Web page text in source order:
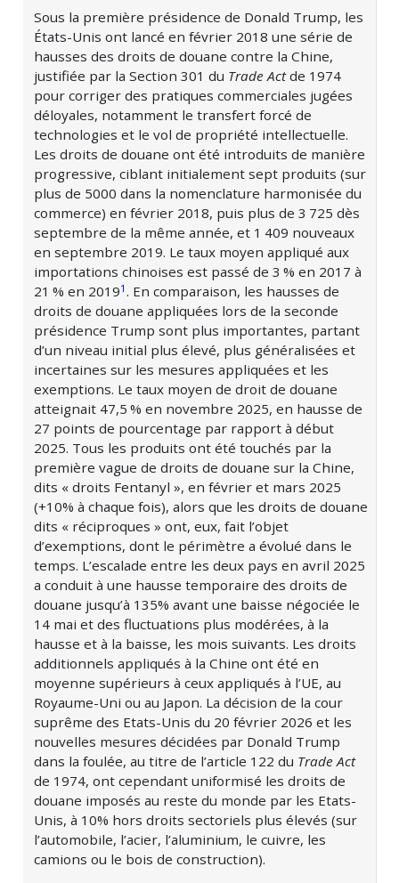
Sous la première présidence de Donald Trump, les
États-Unis ont lancé en février 2018 une série de
hausses des droits de douane contre la Chine,
justifiée par la Section 301 du Trade Actde 1974
pour corriger des pratiques commerciales jugées
déloyales, notamment le transfert forcé de
technologies et le vol de propriété intellectuelle.
Les droits de douane ont été introduits de manière
progressive, ciblant initialement sept produits (sur
plus de 5000 dans la nomenclature harmonisée du
commerce) en février 2018, puis plus de3 725 dès
septembre de la même année, et 1 409 nouveaux
en septembre 2019. Le taux moyen appliqué aux
importations chinoises est passé de3 % en 2017 à
21 % en 20191 . En comparaison, les hausses de
droits de douane appliquées lors de la seconde
présidence Trump sont plus importantes, partant
d’un niveau initial plus élevé, plus généralisées et
incertaines sur les mesures appliquées et les
exemptions. Le taux moyen de droit de douane
atteignait 47,5 % en novembre 2025, en hausse de
27 points de pourcentage par rapport à début
2025. Tous les produits ont été touchés par la
première vague de droits de douane sur la Chine,
dits « droits Fentanyl », en février et mars 2025
(+10% à chaque fois), alors que les droits de douane
dits « réciproques » ont, eux, fait l’objet
d’exemptions, dont le périmètre a évolué dans le
temps. L’escalade entre les deux pays en avril 2025
a conduit à une hausse temporaire des droits de
douane jusqu’à 135% avant une baisse négociée le
14 mai et des fluctuations plus modérées, à la
hausse et à la baisse, les mois suivants. Les droits
additionnels appliqués à la Chine ont été en
moyenne supérieurs à ceux appliqués à l’UE, au
Royaume-Uni ou au Japon. La décision de la cour
suprême des Etats-Unis du 20 février 2026 et les
nouvelles mesures décidées par Donald Trump
dans la foulée, au titre de l’article 122 du Trade Act
de 1974, ont cependant uniformisé les droits de
douane imposés au reste du monde par les Etats-
Unis, à 10% hors droits sectoriels plus élevés (sur
l’automobile, l’acier, l’aluminium, le cuivre, les
camions ou le bois de construction).